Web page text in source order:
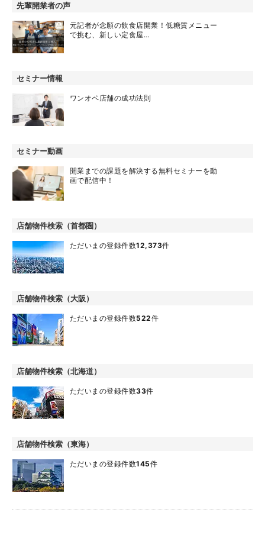
先輩開業者の声
元記者が念願の飲食店開業！低糖質メニュー
で挑む、新しい定食屋…
セミナー情報
ワンオペ店舗の成功法則
セミナー動画
開業までの課題を解決する無料セミナーを動
画で配信中！
店舗物件検索（首都圏）
ただいまの登録件数12,373件
店舗物件検索（大阪）
ただいまの登録件数522件
店舗物件検索（北海道）
ただいまの登録件数33件
店舗物件検索（東海）
ただいまの登録件数145件